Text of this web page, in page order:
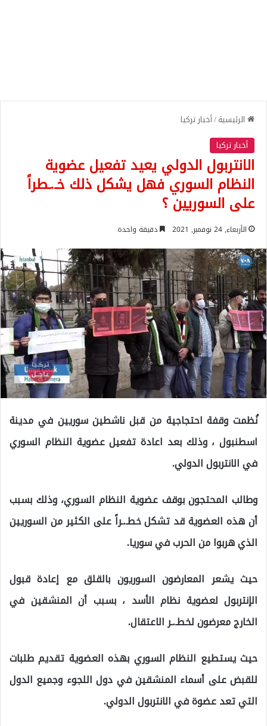
الرئيسية/أخبار تركيا
أخبار تركيا
الانتربول الدولي يعيد تفعيل عضوية
النظام السوري فهل يشكل ذلك خـ.ـطراً
على السوريين ؟
الأربعاء, 24 نوفمبر, 2021 دقيقة واحدة
نُظمت وقفة احتجاجية من قبل ناشطين سوريين في مدينة
اسطنبول ، وذلك بعد اعادة تفعيل عضوية النظام السوري
في الانتربول الدولي.
وطالب المحتجون بوقف عضوية النظام السوري، وذلك بسبب
أن هذه العضوية قد تشكل خطـ.ـراً على الكثير من السوريين
الذي هربوا من الحرب في سوريا.
حيث يشعر المعارضون السوريون بالقلق مع إعادة قبول
الإنتربول لعضوية نظام الأسد ، بسبب أن المنشقين في
الخارج معرضون لخطـ.ـر الاعتقال.
حيث يستطيع النظام السوري بهذه العضوية تقديم طلبات
للقبض على أسماء المنشقين في دول اللجوء وجميع الدول
التي تعد عضوة في الانتربول الدولي.